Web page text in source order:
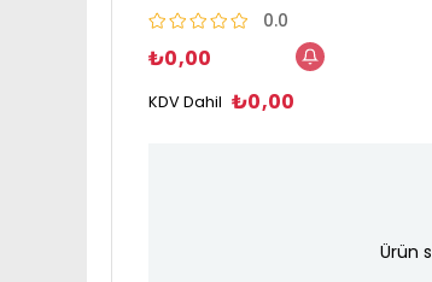
0.0
₺0,00
KDV Dahil ₺0,00
Ürün